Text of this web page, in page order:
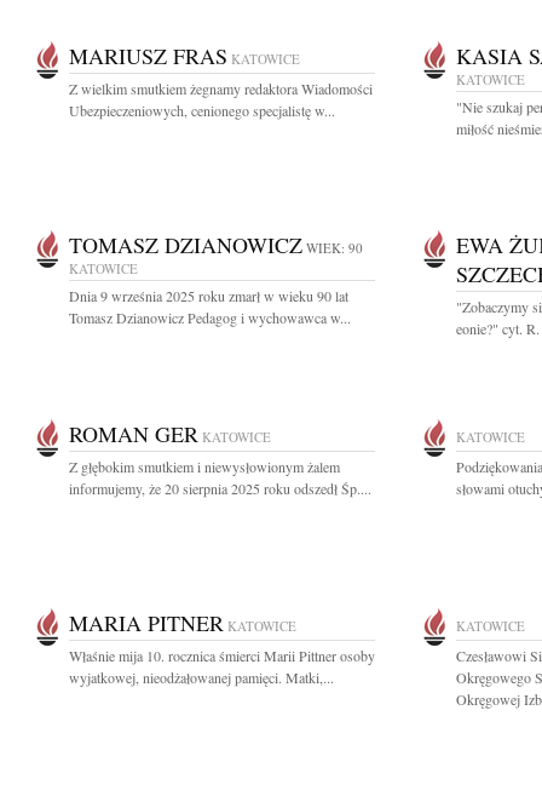
MARIUSZ FRAS KATOWICE
Z wielkim smutkiem żegnamy redaktora Wiadomości
Ubezpieczeniowych, cenionego specjalistę w...
KASIA
KATOWICE
"Nie szukaj
miłość
TOMASZ DZIANOWICZ WIEK: 90
KATOWICE
Dnia 9 września 2025 roku zmarł w wieku 90 lat
Tomasz Dzianowicz Pedagog i wychowawca w...
EWA
"Zobaczymy
eonie?" cyt.
ROMAN GER KATOWICE
Z głębokim smutkiem i niewysłowionym żalem
informujemy, że 20 sierpnia 2025 roku odszedł Śp....
KATOWICE
słowami
MARIA PITNER KATOWICE
Właśnie mija 10. rocznica śmierci Marii Pittner osoby
wyjatkowej, nieodżałowanej pamięci. Matki,...
KATOWICE
Czesławowi
Okręgowego
Okręgowej